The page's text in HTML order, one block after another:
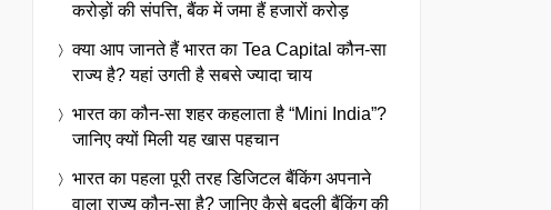
करोड़ों की संपत्ति, बैंक में जमा हैं हजारों करोड़
क्या आप जानते हैं भारत का Tea Capital कौन-सा
राज्य है? यहां उगती है सबसे ज्यादा चाय
भारत का कौन-सा शहर कहलाता है “Mini India”?
जानिए क्यों मिली यह खास पहचान
भारत का पहला पूरी तरह डिजिटल बैंकिंग अपनाने
वाला राज्य कौन-सा है? जानिए कैसे बदली बैंकिंग की